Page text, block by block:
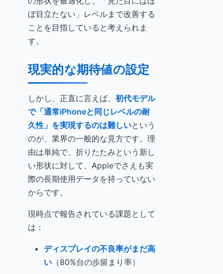
ぼ目立たない」レベルまで改善する
ことを目指していると考えられま
す。
現実的な期待値の設定
しかし、正直に言えば、 初代モデル
で「通常iPhoneと同じレベルの耐
久性」を実現するのは難しいという
のが、業界の一般的な見方です。理
由は単純で、折りたたみという新し
い形状に対して、Appleでさえも実
際の長期使用データを持っていない
からです。
現時点で報告されている課題として
は：
ディスプレイの不良率がまだ高
い （80%台の歩留まり率）